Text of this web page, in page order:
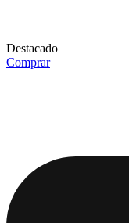
Destacado
Comprar